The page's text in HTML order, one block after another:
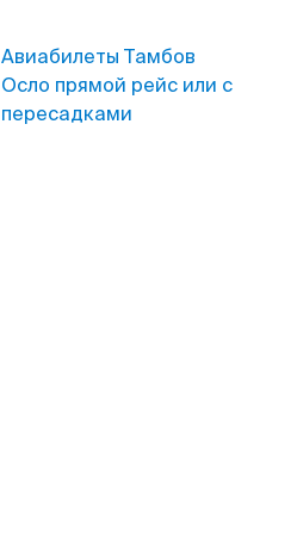
Авиабилеты Тамбов
Осло прямой рейс или с
пересадками